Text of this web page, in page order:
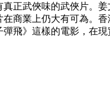
正武俠味的武俠片。姜
商業上仍大有可為。香
飛》這樣的電影，在現